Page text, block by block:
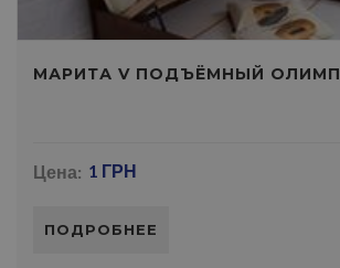
МАРИТА V ПОДЪЁМНЫЙ ОЛИМП
Цена: 1 ГРН
ПОДРОБНЕЕ